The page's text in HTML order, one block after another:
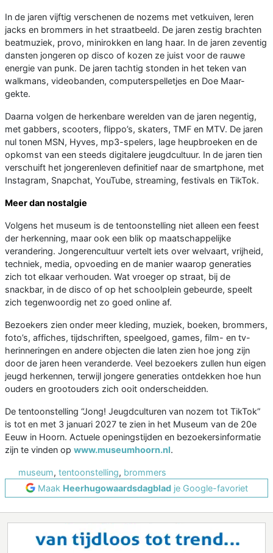
In de jaren vijftig verschenen de nozems met vetkuiven, leren
jacks en brommers in het straatbeeld. De jaren zestig brachten
beatmuziek, provo, minirokken en lang haar. In de jaren zeventig
dansten jongeren op disco of kozen ze juist voor de rauwe
energie van punk. De jaren tachtig stonden in het teken van
walkmans, videobanden, computerspelletjes en Doe Maar-
gekte.
Daarna volgen de herkenbare werelden van de jaren negentig,
met gabbers, scooters, flippo’s, skaters, TMF en MTV. De jaren
nul tonen MSN, Hyves, mp3-spelers, lage heupbroeken en de
opkomst van een steeds digitalere jeugdcultuur. In de jaren tien
verschuift het jongerenleven definitief naar de smartphone, met
Instagram, Snapchat, YouTube, streaming, festivals en TikTok.
Meer dan nostalgie
Volgens het museum is de tentoonstelling niet alleen een feest
der herkenning, maar ook een blik op maatschappelijke
verandering. Jongerencultuur vertelt iets over welvaart, vrijheid,
techniek, media, opvoeding en de manier waarop generaties
zich tot elkaar verhouden. Wat vroeger op straat, bij de
snackbar, in de disco of op het schoolplein gebeurde, speelt
zich tegenwoordig net zo goed online af.
Bezoekers zien onder meer kleding, muziek, boeken, brommers,
foto’s, affiches, tijdschriften, speelgoed, games, film- en tv-
herinneringen en andere objecten die laten zien hoe jong zijn
door de jaren heen veranderde. Veel bezoekers zullen hun eigen
jeugd herkennen, terwijl jongere generaties ontdekken hoe hun
ouders en grootouders zich ooit onderscheidden.
De tentoonstelling “Jong! Jeugdculturen van nozem tot TikTok”
is tot en met 3 januari 2027 te zien in het Museum van de 20e
Eeuw in Hoorn. Actuele openingstijden en bezoekersinformatie
zijn te vinden op www.museumhoorn.nl.
museum, tentoonstelling, brommers
Maak Heerhugowaardsdagbladje Google-favoriet